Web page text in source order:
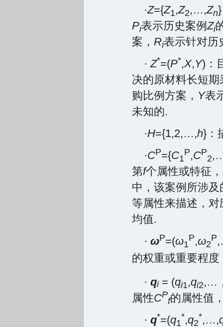
·Z={Z1,Z2,…,Zn
Pi表示历史案例Zi
案， Ri表示针对历
·Z*=(P*,X,Y)：
决的原材料长短
购比例方案， Y表
未知的.
·H={1,2,…,h}：
·CP={C1
P,CP
2
第f个属性或特征，
中，该案例所涉
等属性来描述，
均值.
· ωP=(ω1
P,ω2
P
的权重或重要程度
· qi= (qi1,qi2,…
属性CP
f的属性值
· q*=(q1
*,q2
*,…,